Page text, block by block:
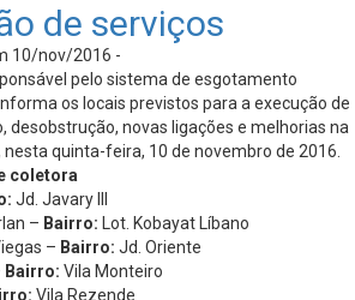
de serviços
10/nov/2016 -
pelo sistema de esgotamento
os locais previstos para a execução de
desobstrução, novas ligações e melhorias na
quinta-feira, 10 de novembro de 2016.
coletora
Jd. Javary III
– Bairro: Lot. Kobayat Líbano
– Bairro: Jd. Oriente
Bairro: Vila Monteiro
Vila Rezende